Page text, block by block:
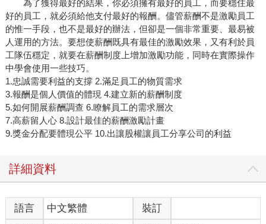
為了獲得最好的結果，你必須擁有最好的員工，而要穩住最
好的員工，就必須給他支付最好的報酬。儘管薪酬不是激勵員工
的惟一手段，也不是最好的辦法，但卻是一個非常重要、最易被
人運用的方法。要想使薪酬既具有最佳的激勵效果，又有利於員
工隊伍穩定，就要在薪酬制度上增加激勵功能，同時在實際操作
中學會使用一些技巧。
1.忠誠需要利益的支撐 2.滿足員工的物質需求
3.報酬是個人價值的體現 4.建立新的薪酬制度
5.如何開展薪酬調查 6.瞭解員工的需求層次
7.高薪留人心 8.設計最佳的薪酬激勵計畫
9.獎金分配要體現公平 10.出讓股權讓員工分享公司的利益
詳細資料
語言 中文繁體
裝訂